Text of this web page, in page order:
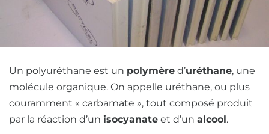
Un polyuréthane est un polymère d’uréthane, une
molécule organique. On appelle uréthane, ou plus
couramment « carbamate », tout composé produit
par la réaction d’un isocyanate et d’un alcool.